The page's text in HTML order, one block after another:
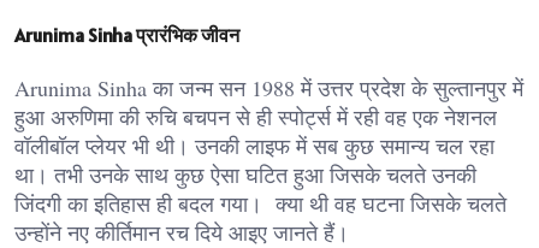
Arunima Sinha प्रारंभिक जीवन
Arunima Sinha का जन्म सन 1988 में उत्तर प्रदेश के सुल्तानपुर में
हुआ अरुणिमा की रुचि बचपन से ही स्पोर्ट्स में रही वह एक नेशनल
वॉलीबॉल प्लेयर भी थी। उनकी लाइफ में सब कुछ समान्य चल रहा
था। तभी उनके साथ कुछ ऐसा घटित हुआ जिसके चलते उनकी
जिंदगी का इतिहास ही बदल गया। क्या थी वह घटना जिसके चलते
उन्होंने नए कीर्तिमान रच दिये आइए जानते हैं।